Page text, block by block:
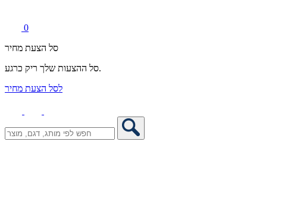
0
סל הצעת מחיר
סל ההצעות שלך ריק כרגע.
לסל הצעת מחיר